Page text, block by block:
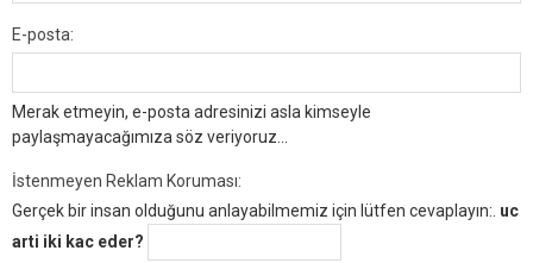
E-posta:
Merak etmeyin, e-posta adresinizi asla kimseyle
paylaşmayacağımıza söz veriyoruz...
İstenmeyen Reklam Koruması:
Gerçek bir insan olduğunu anlayabilmemiz için lütfen cevaplayın:. uc
arti iki kac eder?